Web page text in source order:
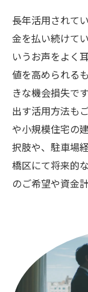
長年活用されて
金を払い続けて
いうお声をよく
値を高められる
きな機会損失で
出す活用方法も
や小規模住宅の
択肢や、駐車場
橋区にて将来的
のご希望や資金